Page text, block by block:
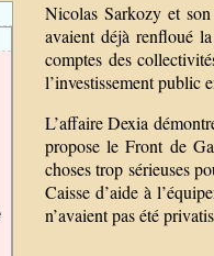
Nicolas Sarkozy et
avaient déjà renfloué
comptes des
l’investissement public
L’affaire Dexia
propose le Front de
choses trop sérieuses
Caisse d’aide à
n’avaient pas été